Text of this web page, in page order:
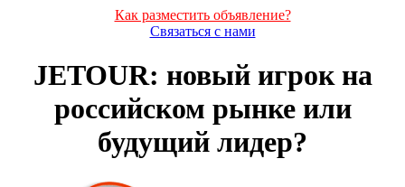
Как разместить объявление?
Связаться с нами
JETOUR: новый игрок на
российском рынке или
будущий лидер?